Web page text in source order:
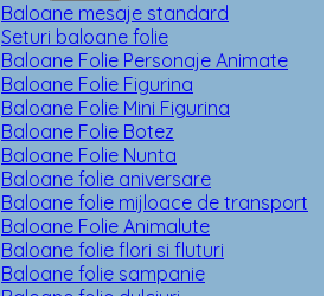
Baloane mesaje standard
Seturi baloane folie
Baloane Folie Personaje Animate
Baloane Folie Figurina
Baloane Folie Mini Figurina
Baloane Folie Botez
Baloane Folie Nunta
Baloane folie aniversare
Baloane folie mijloace de transport
Baloane Folie Animalute
Baloane folie flori si fluturi
Baloane folie sampanie